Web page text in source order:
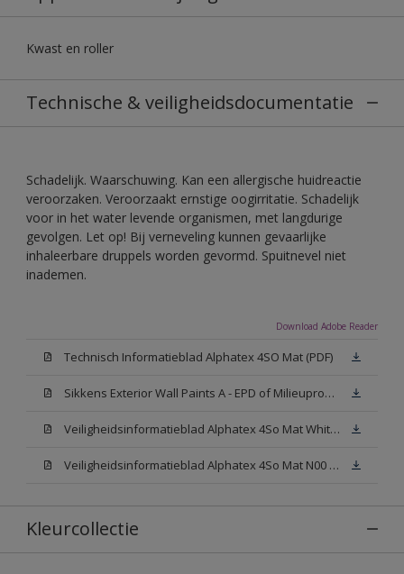
Kwast en roller
Technische & veiligheidsdocumentatie
Schadelijk. Waarschuwing. Kan een allergische huidreactie
veroorzaken. Veroorzaakt ernstige oogirritatie. Schadelijk
voor in het water levende organismen, met langdurige
gevolgen. Let op! Bij verneveling kunnen gevaarlijke
inhaleerbare druppels worden gevormd. Spuitnevel niet
inademen.
Download Adobe Reader
Technisch Informatieblad Alphatex 4SO Mat (PDF)
Sikkens Exterior Wall Paints A - EPD of Milieuproductverklaring
Veiligheidsinformatieblad Alphatex 4So Mat White W05 (MSDS)
Veiligheidsinformatieblad Alphatex 4So Mat N00 (MSDS)
Kleurcollectie